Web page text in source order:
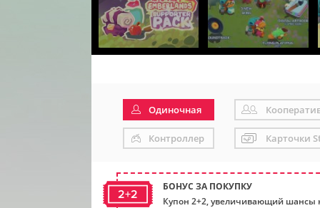
Одиночная
Контроллер Карточки
2+2
БОНУС ЗА ПОКУПКУ
Купон 2+2, увеличивающий шансы